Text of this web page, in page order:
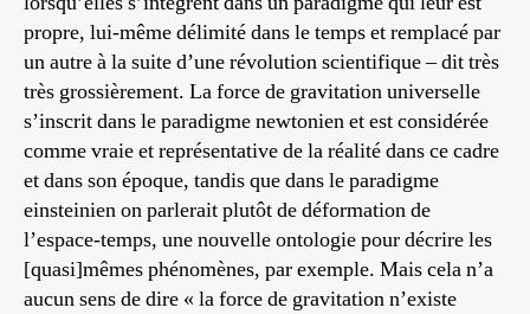
propre, lui-même délimité dans le temps et remplacé par
un autre à la suite d’une révolution scientifique – dit très
très grossièrement. La force de gravitation universelle
s’inscrit dans le paradigme newtonien et est considérée
comme vraie et représentative de la réalité dans ce cadre
et dans son époque, tandis que dans le paradigme
einsteinien on parlerait plutôt de déformation de
l’espace-temps, une nouvelle ontologie pour décrire les
[quasi]mêmes phénomènes, par exemple. Mais cela n’a
aucun sens de dire « la force de gravitation n’existe